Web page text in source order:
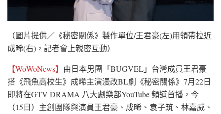
（圖片提供／《秘密關係》製作單位/王君豪(左)用領帶拉近
成晞(右)，記者會上親密互動）
【WoWoNews】 由日本男團「BUGVEL」台灣成員王君豪
搭《飛魚高校生》成晞主演漫改BL劇《秘密關係》7月22日
即將在GTV DRAMA 八大劇樂部YouTube 頻道首播，今
（15日）主創團隊與演員王君豪、成晞、袁子筑、林嘉威、